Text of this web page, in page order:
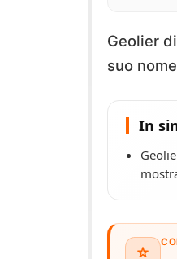
Geolier
suo
In